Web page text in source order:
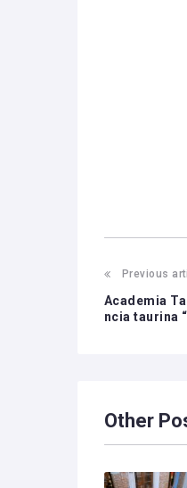
Previous
Academia
ncia taurina
Other